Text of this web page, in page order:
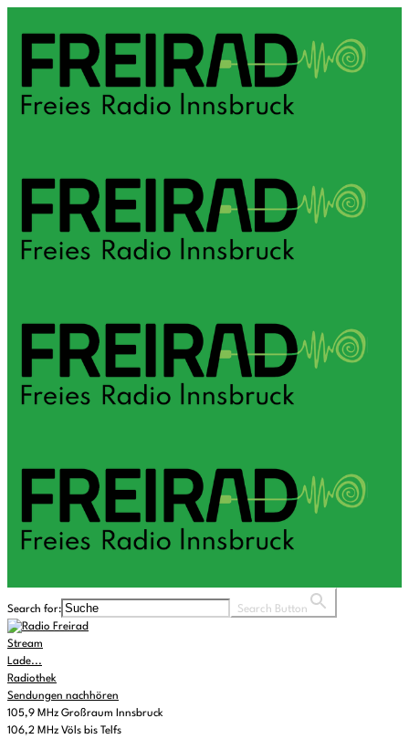
Search for: Search Button
Stream
Lade...
Radiothek
Sendungen nachhören
105,9 MHz Großraum Innsbruck
106,2 MHz Völs bis Telfs